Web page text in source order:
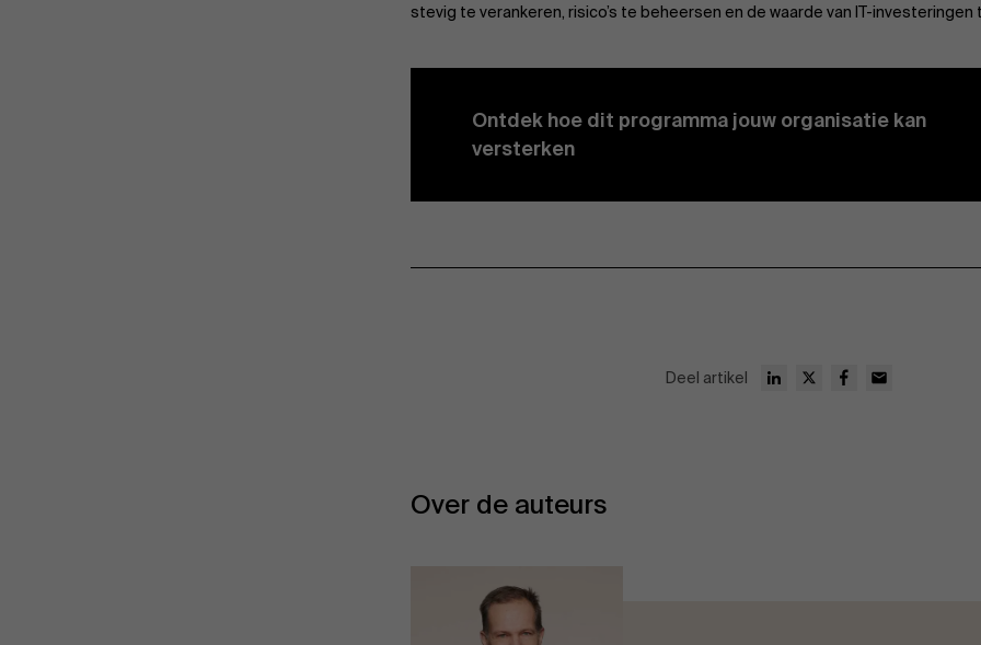
stevig te verankeren, risico’s te beheersen en de waarde van IT-investeringen
Ontdek hoe dit programma jouw organisatie kan
versterken
Deel artikel
Over de auteurs